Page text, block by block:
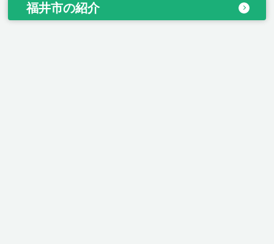
福井市の紹介